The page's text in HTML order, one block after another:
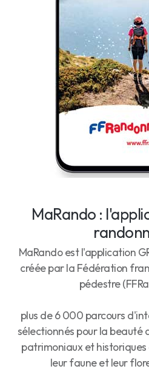
MaRando :
MaRando est l'application
créée par la Fédération
pédestre
plus de 6 000 parcours
sélectionnés pour la beauté
patrimoniaux et
leur faune et leur